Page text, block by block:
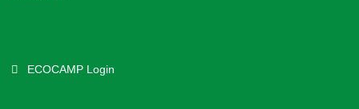
ECOCAMP Login